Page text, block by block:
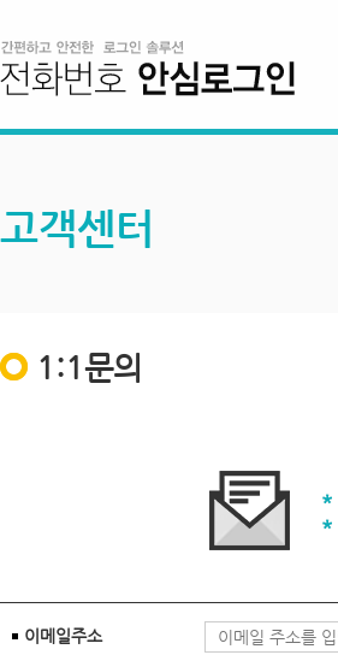
고객센터
1:1문의
이메일주소